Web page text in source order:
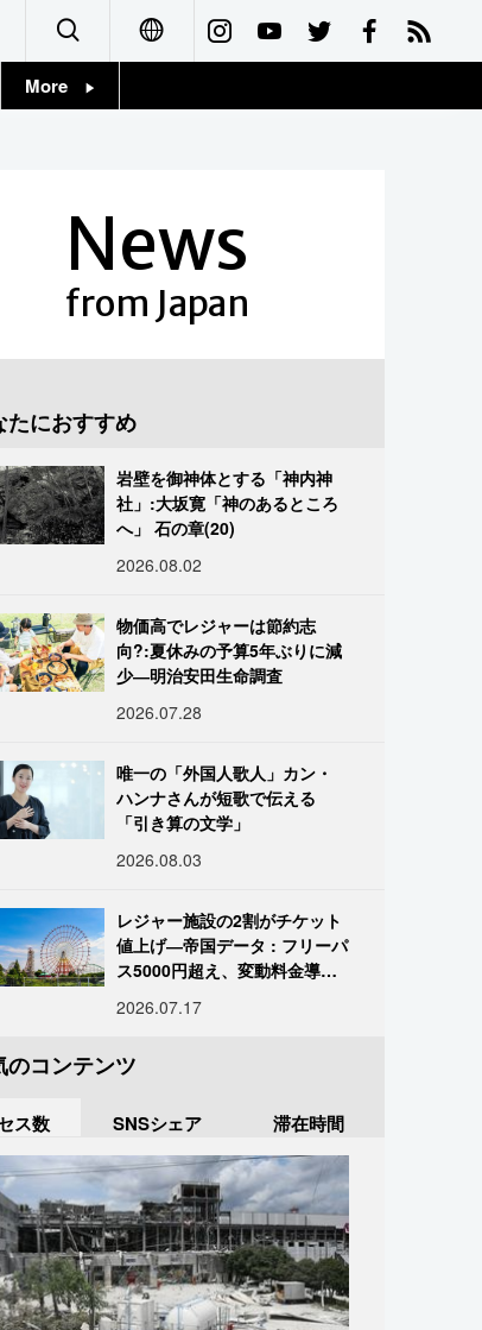
Français
More
News
from Japan
たにおすすめ
岩壁を御神体とする「神内神
社」:大坂寛「神のあるところ
へ」 石の章(20)
2026.08.02
物価高でレジャーは節約志
向?:夏休みの予算5年ぶりに減
少―明治安田生命調査
2026.07.28
唯一の「外国人歌人」カン・
ハンナさんが短歌で伝える
「引き算の文学」
2026.08.03
レジャー施設の2割がチケット
値上げ―帝国データ : フリーパ
ス5000円超え、変動料金導入
2026.07.17
のコンテンツ
ス数 SNSシェア 滞在時間